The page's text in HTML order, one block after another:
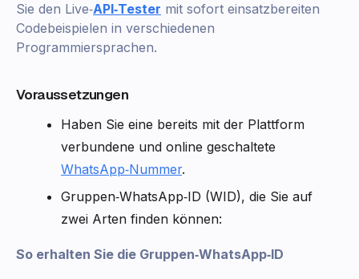
Sie den Live‑API‑Tester mit sofort einsatzbereiten
Codebeispielen in verschiedenen
Programmiersprachen.
Voraussetzungen
Haben Sie eine bereits mit der Plattform
verbundene und online geschaltete
WhatsApp‑Nummer.
Gruppen‑WhatsApp‑ID (WID), die Sie auf
zwei Arten finden können:
So erhalten Sie die Gruppen‑WhatsApp‑ID